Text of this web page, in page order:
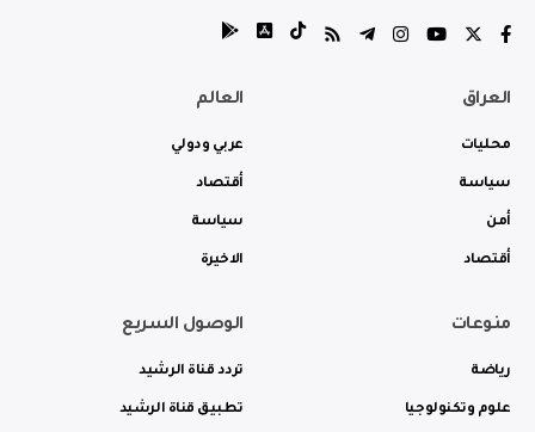
العراق
محليات
سياسة
أمن
أقتصاد
العالم
عربي ودولي
أقتصاد
سياسة
الاخيرة
منوعات
رياضة
علوم وتكنولوجيا
الوصول السريع
تردد قناة الرشيد
تطبيق قناة الرشيد